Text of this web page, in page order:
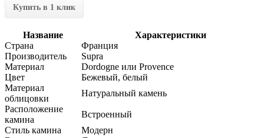
Купить в 1 клик
Название
Характеристики
Страна
Франция
Производитель
Supra
Материал
Dordogne или Provence
Цвет
Бежевый, белый
Материал
облицовки
Натуральный камень
Расположение
камина
Встроенный
Стиль камина
Модерн